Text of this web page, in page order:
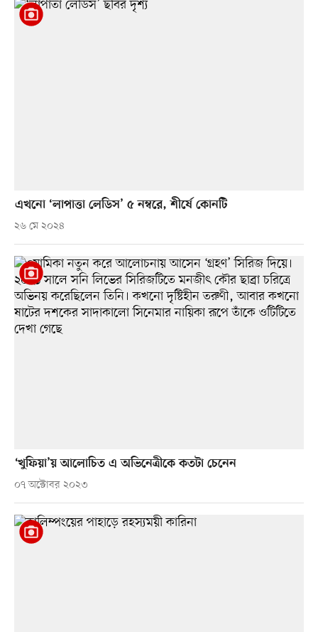
এখনো ‘লাপাত্তা লেডিস’ ৫ নম্বরে, শীর্ষে কোনটি
২৬ মে ২০২৪
‘খুফিয়া’য় আলোচিত এ অভিনেত্রীকে কতটা চেনেন
০৭ অক্টোবর ২০২৩